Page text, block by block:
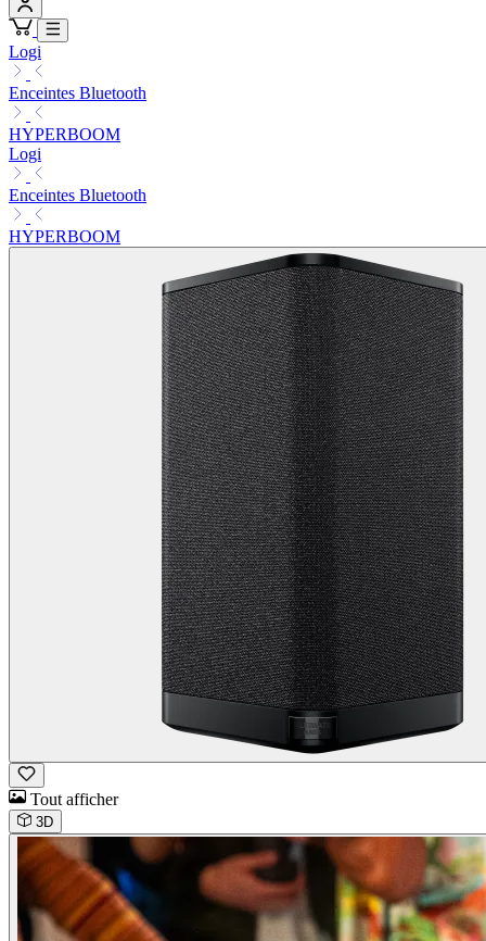
Logi
Enceintes Bluetooth
HYPERBOOM
Logi
Enceintes Bluetooth
HYPERBOOM
Tout afficher
3D